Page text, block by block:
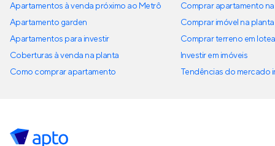
Apartamentos à venda próximo ao Metrô
Apartamento garden
Apartamentos para investir
Coberturas à venda na planta
Como comprar apartamento
Comprar apartamento
Comprar imóvel na planta
Comprar terreno em
Investir em imóveis
Tendências do mercado